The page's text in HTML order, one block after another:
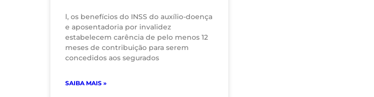
l, os benefícios do INSS do auxílio-doença
e aposentadoria por invalidez
estabelecem carência de pelo menos 12
meses de contribuição para serem
concedidos aos segurados
SAIBA MAIS »